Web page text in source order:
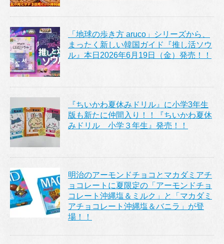
「地球の歩き方 aruco」シリーズから、
まったく新しい韓国ガイド『推し活ソウ
ル』本日2026年6月19日（金）発売！！
『ちいかわ夏休みドリル』に小学3年生
版も新たに仲間入り！！『ちいかわ夏休
みドリル 小学３年生』発売！！
明治のアーモンドチョコとマカダミアチ
ョコレートに夏限定の「アーモンドチョ
コレート沖縄塩＆ミルク」と「マカダミ
アチョコレート沖縄塩＆バニラ」が登
場！！